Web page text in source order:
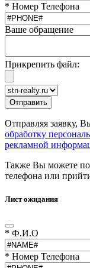
* Номер Телефона
Ваше обращение
Прикрепить файл:
Отправляя заявку,
обработку
рекламной
Также Вы можете
телефона или
Лист ожидания
* Ф.И.О
* Номер Телефона